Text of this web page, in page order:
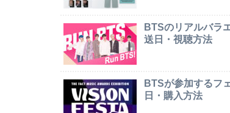
BTSのリアルバラ
送日・視聴方法
BTSが参加するフ
日・購入方法